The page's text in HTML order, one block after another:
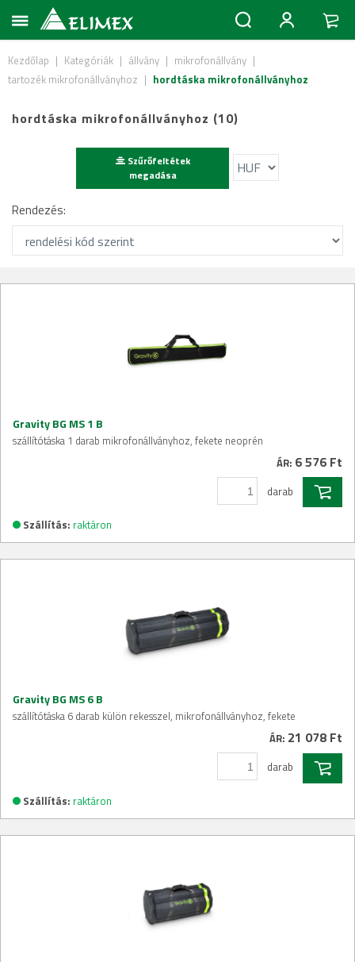
Kezdőlap | Kategóriák | állvány | mikrofonállvány |
tartozék mikrofonállványhoz | hordtáska mikrofonállványhoz
hordtáska mikrofonállványhoz (10)
Szűrőfeltétek
megadása
Rendezés:
Gravity BG MS 1 B
szállítótáska 1 darab mikrofonállványhoz, fekete neoprén
ÁR: 6 576 Ft
darab
Szállítás: raktáron
Gravity BG MS 6 B
szállítótáska 6 darab külön rekesszel, mikrofonállványhoz, fekete
ÁR: 21 078 Ft
darab
Szállítás: raktáron